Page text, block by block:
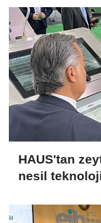
HAUS'tan
nesil